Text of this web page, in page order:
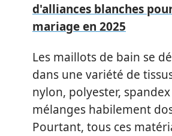
d'alliances blanches
mariage en 2025
Les maillots de bain se
dans une variété de
nylon, polyester,
mélanges habilement
Pourtant, tous ces